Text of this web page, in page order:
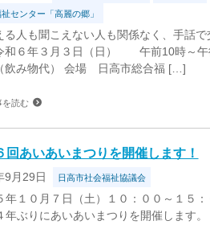
センター「高麗の郷」
る人も聞こえない人も関係なく、手話
６年３月３日（日） 午前10時～午
飲み物代） 会場 日高市総合福 […]
を読む
回あいあいまつりを開催します！
9月29日 日高市社会福祉協議会
年１０月７日（土）１０：００～１５
年ぶりにあいあいまつりを開催します